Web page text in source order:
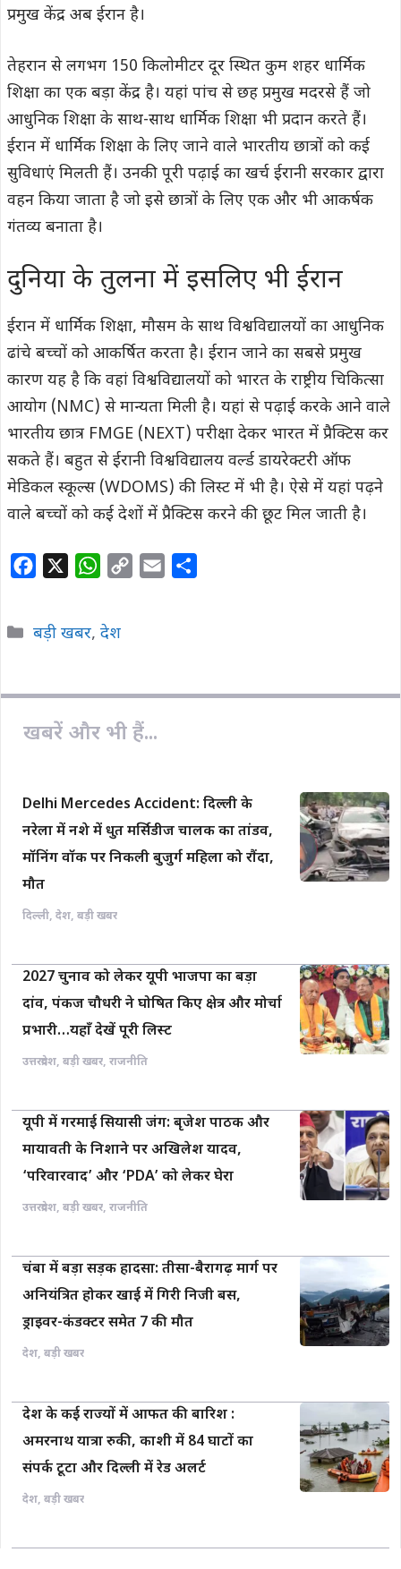
प्रमुख केंद्र अब ईरान है।
तेहरान से लगभग 150 किलोमीटर दूर स्थित कुम शहर धार्मिक
शिक्षा का एक बड़ा केंद्र है। यहां पांच से छह प्रमुख मदरसे हैं जो
आधुनिक शिक्षा के साथ-साथ धार्मिक शिक्षा भी प्रदान करते हैं।
ईरान में धार्मिक शिक्षा के लिए जाने वाले भारतीय छात्रों को कई
सुविधाएं मिलती हैं। उनकी पूरी पढ़ाई का खर्च ईरानी सरकार द्वारा
वहन किया जाता है जो इसे छात्रों के लिए एक और भी आकर्षक
गंतव्य बनाता है।
दुनिया के तुलना में इसलिए भी ईरान
ईरान में धार्मिक शिक्षा, मौसम के साथ विश्वविद्यालयों का आधुनिक
ढांचे बच्चों को आकर्षित करता है। ईरान जाने का सबसे प्रमुख
कारण यह है कि वहां विश्वविद्यालयों को भारत के राष्ट्रीय चिकित्सा
आयोग (NMC) से मान्यता मिली है। यहां से पढ़ाई करके आने वाले
भारतीय छात्र FMGE (NEXT) परीक्षा देकर भारत में प्रैक्टिस कर
सकते हैं। बहुत से ईरानी विश्वविद्यालय वर्ल्ड डायरेक्टरी ऑफ
मेडिकल स्कूल्स (WDOMS) की लिस्ट में भी है। ऐसे में यहां पढ़ने
वाले बच्चों को कई देशों में प्रैक्टिस करने की छूट मिल जाती है।
e
o
k
W
t
A
i
k
Categories
बड़ी खबर, देश
खबरें और भी हैं...
Delhi Mercedes Accident: दिल्ली के
नरेला में नशे में धुत मर्सिडीज चालक का तांडव,
मॉनिंग वॉक पर निकली बुजुर्ग महिला को रौंदा,
मौत
दिल्ली, देश, बड़ी खबर
2027 चुनाव को लेकर यूपी भाजपा का बड़ा
दांव, पंकज चौधरी ने घोषित किए क्षेत्र और मोर्चा
प्रभारी…यहाँ देखें पूरी लिस्ट
उत्तरप्रदेश, बड़ी खबर, राजनीति
यूपी में गरमाई सियासी जंग: बृजेश पाठक और
मायावती के निशाने पर अखिलेश यादव,
‘परिवारवाद’ और ‘PDA’ को लेकर घेरा
उत्तरप्रदेश, बड़ी खबर, राजनीति
चंबा में बड़ा सड़क हादसा: तीसा-बैरागढ़ मार्ग पर
अनियंत्रित होकर खाई में गिरी निजी बस,
ड्राइवर-कंडक्टर समेत 7 की मौत
देश, बड़ी खबर
देश के कई राज्यों में आफत की बारिश :
अमरनाथ यात्रा रुकी, काशी में 84 घाटों का
संपर्क टूटा और दिल्ली में रेड अलर्ट
देश, बड़ी खबर